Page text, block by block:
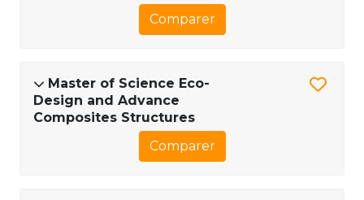
Comparer
Master of Science Eco-
Design and Advance
Composites Structures
Comparer